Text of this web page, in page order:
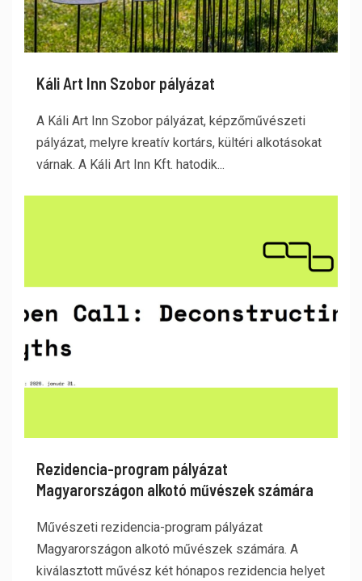
Káli Art Inn Szobor pályázat
A Káli Art Inn Szobor pályázat, képzőművészeti
pályázat, melyre kreatív kortárs, kültéri alkotásokat
várnak. A Káli Art Inn Kft. hatodik...
Rezidencia-program pályázat
Magyarországon alkotó művészek számára
Művészeti rezidencia-program pályázat
Magyarországon alkotó művészek számára. A
kiválasztott művész két hónapos rezidencia helyet